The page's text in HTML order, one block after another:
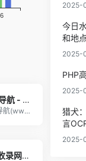
爱网导航 - 一个专注收集分享优质免费资源的导航
爱网导航(www.awdh.vip)一个专注收集
755收录网_分类目录网_免费网站目录_网站收录_网址提交_免费收录网站
2025-
今日
和地
2025-
PHP
2025-
猎犬
言
2025-